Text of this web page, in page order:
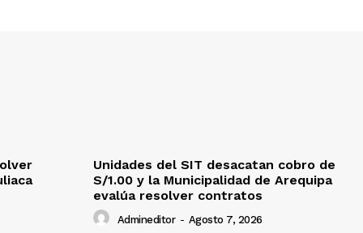
Unidades del SIT desacatan cobro de
S/1.00 y la Municipalidad de Arequipa
evalúa resolver contratos
Admineditor - Agosto 7, 2026